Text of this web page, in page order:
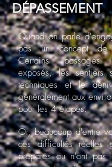
DÉPASSEMENT
Quand on parle
pas un concept de
Certains passages
exposés, les sentiers
techniques et le
généralement aux
pour les 4 étapes.
Or, beaucoup d'entre
ces difficultés réelles
préparés ou n'ont pas